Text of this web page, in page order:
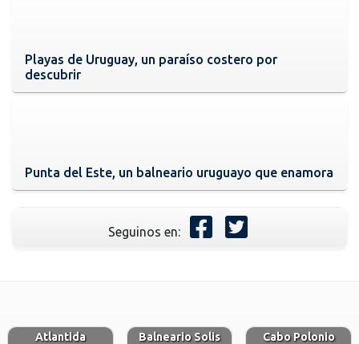
Playas de Uruguay, un paraíso costero por
descubrir
Punta del Este, un balneario uruguayo que enamora
Seguinos en:
Atlantida Balneario Solis Cabo Polonio